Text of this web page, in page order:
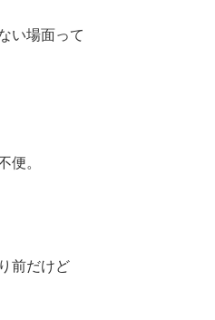
い場面って
便。
前だけど